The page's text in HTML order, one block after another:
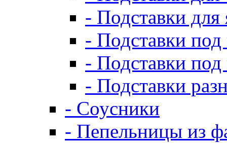
- Подставки для
- Подставки
- Подставки под
- Подставки
- Соусники
- Пепельницы из